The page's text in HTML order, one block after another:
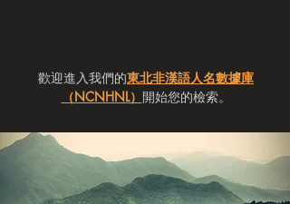
歡迎進入我們的東北非漢語人名數據庫
（NCNHNL） 開始您的檢索。